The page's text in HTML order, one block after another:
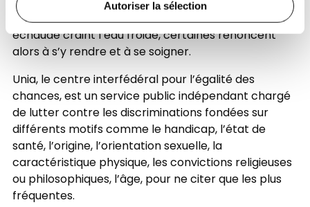
Autoriser la sélection
demandent des réponses appropriées. Chat
échaudé craint l’eau froide, certaines renoncent
alors à s’y rendre et à se soigner.
Unia, le centre interfédéral pour l’égalité des
chances, est un service public indépendant chargé
de lutter contre les discriminations fondées sur
différents motifs comme le handicap, l’état de
santé, l’origine, l’orientation sexuelle, la
caractéristique physique, les convictions religieuses
ou philosophiques, l’âge, pour ne citer que les plus
fréquentes.